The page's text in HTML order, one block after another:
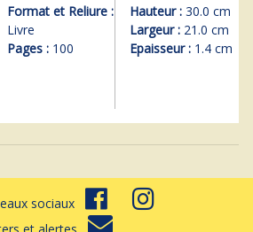
Format et Reliure :
Livre
Pages :100
Hauteur : 30.0 cm
Largeur : 21.0 cm
Epaisseur : 1.4 cm
sociaux
et alertes